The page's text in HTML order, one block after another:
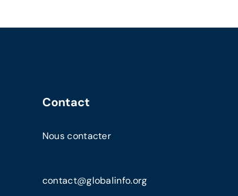
Contact
Nous contacter
contact@globalinfo.org